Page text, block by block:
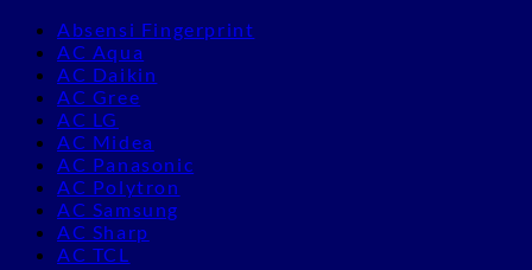
Absensi Fingerprint
AC Aqua
AC Daikin
AC Gree
AC LG
AC Midea
AC Panasonic
AC Polytron
AC Samsung
AC Sharp
AC TCL